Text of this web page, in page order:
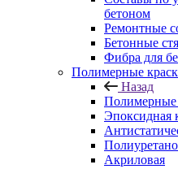
бетоном
Ремонтные
Бетонные
Фибра для
Полимерные
Назад
Полимерные
Эпоксидная
Акриловая